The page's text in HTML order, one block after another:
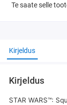
Te saate selle
Kirjeldus
Kirjeldus
STAR WARS™: